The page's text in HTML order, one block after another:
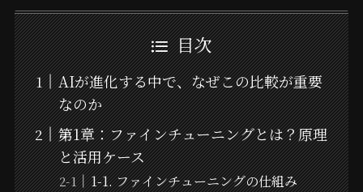
目次
AIが進化する中で、なぜこの比較が重要
なのか
第1章：ファインチューニングとは？原理
と活用ケース
1-1. ファインチューニングの仕組み